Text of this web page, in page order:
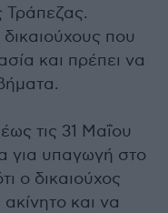
Τράπεζας.
που
και πρέπει να
τις 31 Μαΐου
για υπαγωγή στο
ο δικαιούχος
και να